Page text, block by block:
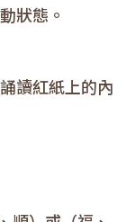
狀態。
讀紅紙上的內